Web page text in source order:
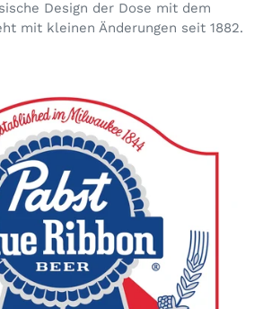
Design der Dose mit dem
mit kleinen Änderungen seit 1882.